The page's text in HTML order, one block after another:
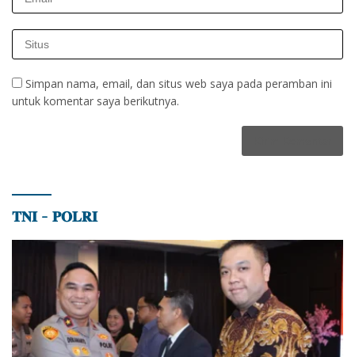
Simpan nama, email, dan situs web saya pada peramban ini
untuk komentar saya berikutnya.
𝐓𝐍𝐈 – 𝐏𝐎𝐋𝐑𝐈